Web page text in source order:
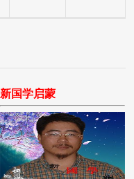
新国学启蒙